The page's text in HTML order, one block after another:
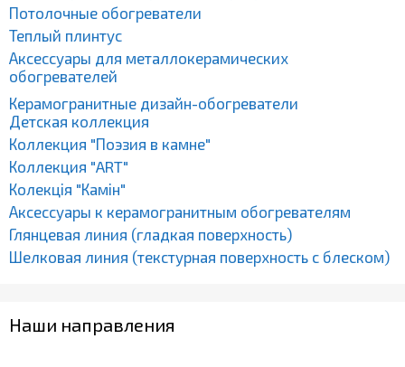
Потолочные обогреватели
Теплый плинтус
Аксессуары для металлокерамических
обогревателей
Керамогранитные дизайн-обогреватели
Детская коллекция
Коллекция "Поэзия в камне"
Коллекция "ART"
Колекція "Камін"
Аксессуары к керамогранитным обогревателям
Глянцевая линия (гладкая поверхность)
Шелковая линия (текстурная поверхность с блеском)
Наши направления